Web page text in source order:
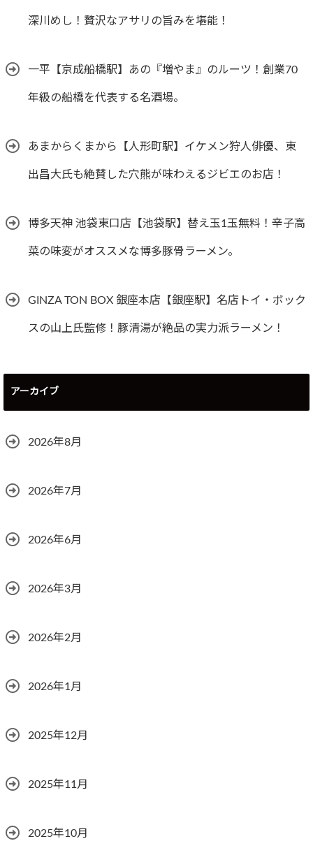
深川めし！贅沢なアサリの旨みを堪能！
一平【京成船橋駅】あの『増やま』のルーツ！創業70
年級の船橋を代表する名酒場。
あまからくまから【人形町駅】イケメン狩人俳優、東
出昌大氏も絶賛した穴熊が味わえるジビエのお店！
博多天神 池袋東口店【池袋駅】替え玉1玉無料！辛子高
菜の味変がオススメな博多豚骨ラーメン。
GINZA TON BOX 銀座本店【銀座駅】名店トイ・ボック
スの山上氏監修！豚清湯が絶品の実力派ラーメン！
アーカイブ
2026年8月
2026年7月
2026年6月
2026年3月
2026年2月
2026年1月
2025年12月
2025年11月
2025年10月